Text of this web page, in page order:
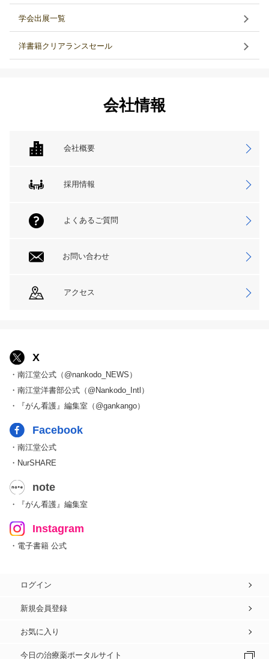
学会出展一覧
洋書籍クリアランスセール
会社情報
会社概要
採用情報
よくあるご質問
お問い合わせ
アクセス
X
・南江堂公式（@nankodo_NEWS）
・南江堂洋書部公式（@Nankodo_Intl）
・『がん看護』編集室（@gankango）
Facebook
・南江堂公式
・NurSHARE
note
・『がん看護』編集室
Instagram
・電子書籍 公式
ログイン
新規会員登録
お気に入り
今日の治療薬ポータルサイト